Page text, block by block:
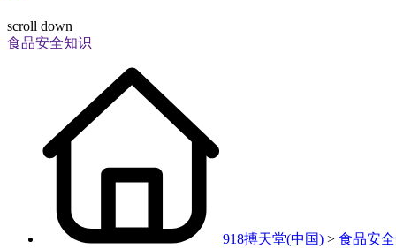
scroll down
食品安全知识
918搏天堂(中国) > 食品安